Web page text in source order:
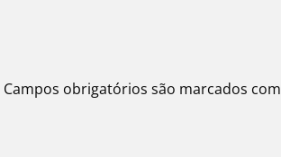
Campos obrigatórios são marcados com